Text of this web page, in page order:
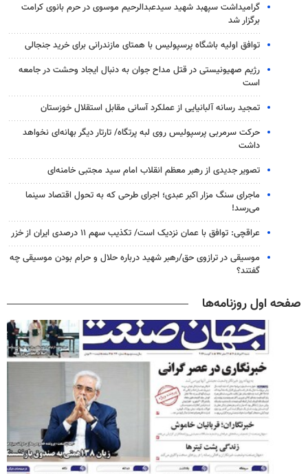
گرامیداشت سپهبد شهید سیدعبدالرحیم موسوی در حرم بانوی کرامت
برگزار شد
توافق اولیه باشگاه پرسپولیس با همتای مازندرانی برای خرید جنجالی
رژیم صهیونیستی در قتل مداح جوان به دنبال ایجاد وحشت در جامعه
است
تمجید رسانه آلبانیایی از عملکرد آسانی مقابل استقلال خوزستان
حرکت سرمربی پرسپولیس روی لبه پرتگاه/ تارتار دیگر بهانه‌ای نخواهد
داشت
تصویر جدیدی از رهبر معظم انقلاب امام سید مجتبی خامنه‌ای
ماجرای سنگ مزار اکبر عبدی؛ اجرای طرحی که به تحول اقتصاد سینما
می‌رسد!
عراقچی: توافق با عمان نزدیک است/ تکذیب سهم ۱۱ درصدی ایران از خزر
موسیقی در ترازوی حق/رهبر شهید درباره حلال و حرام بودن موسیقی چه
گفتند؟
صفحه اول روزنامه‌ها